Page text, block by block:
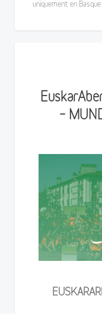
uniquement en Basque
–